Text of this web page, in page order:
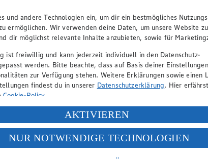
und andere Technologien ein, um dir ein bestmögliches
ermöglichen. Wir verwenden deine Daten, um unsere Website zu
dir möglichst relevante Inhalte anzubieten, sowie für
ist freiwillig und kann jederzeit individuell in den Datenschutz-
werden. Bitte beachte, dass auf Basis deiner
zur Verfügung stehen. Weitere Erklärungen sowie einen
findest du in unserer Datenschutzerklärung. Hier
Cookie-Policy.
personenbezogenen Daten in den USA durch Facebook und
klickst, willigst du im Sinne des Art. 49 Abs. 1 Satz 1 lit.
in den USA verarbeitet werden. Der EuGH sieht die USA als
Standards nicht angemessenen Datenschutzniveau an. Es
AKTIVIEREN
NUR NOTWENDIGE TECHNOLOGIEN